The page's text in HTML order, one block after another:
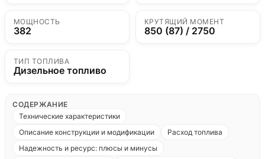
МОЩНОСТЬ
382
КРУТЯЩИЙ МОМЕНТ
850 (87) / 2750
ТИП ТОПЛИВА
Дизельное топливо
СОДЕРЖАНИЕ
Технические характеристики
Описание конструкции и модификации
Расход топлива
Надежность и ресурс: плюсы и минусы